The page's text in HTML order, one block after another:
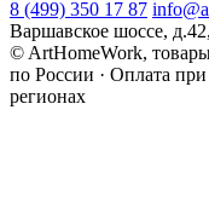
8 (499) 350 17 87
Варшавское шоссе,
© ArtHomeWork,
по России · Оплата
регионах